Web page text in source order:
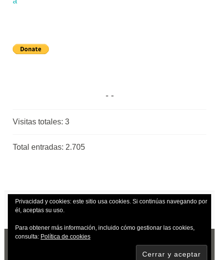
Visitas totales:3
Total entradas: 2.705
Privacidad y cookies: este sitio usa cookies. Si continúas navegando por
él, aceptas su uso.
Para obtener más información, incluido cómo gestionar las cookies,
consulta: Política de cookies
| TEMA: DARA
AUTOMATTIC.